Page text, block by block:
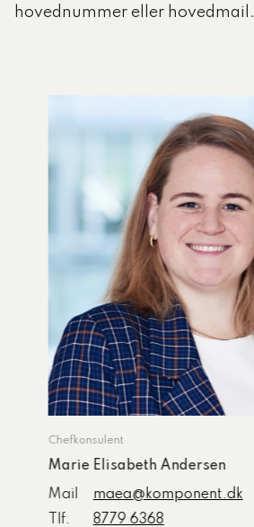
hovednummer eller hovedmail.
Chefkonsulent
Marie Elisabeth Andersen
Mail
maea@komponent.dk
Tlf.
8779 6368